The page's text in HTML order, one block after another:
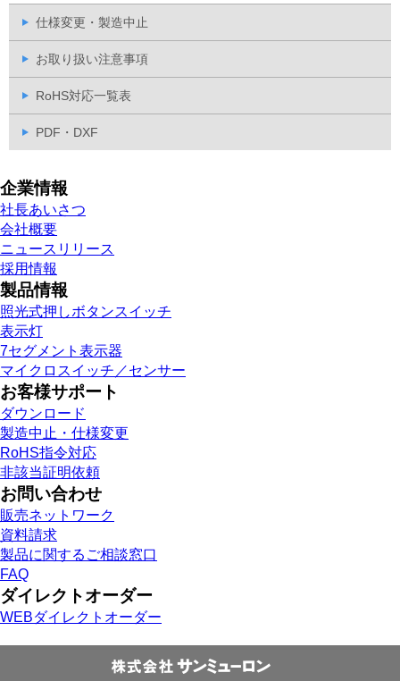
仕様変更・製造中止
お取り扱い注意事項
RoHS対応一覧表
PDF・DXF
企業情報
社長あいさつ
会社概要
ニュースリリース
採用情報
製品情報
照光式押しボタンスイッチ
表示灯
7セグメント表示器
マイクロスイッチ／センサー
お客様サポート
ダウンロード
製造中止・仕様変更
RoHS指令対応
非該当証明依頼
お問い合わせ
販売ネットワーク
資料請求
製品に関するご相談窓口
FAQ
ダイレクトオーダー
WEBダイレクトオーダー